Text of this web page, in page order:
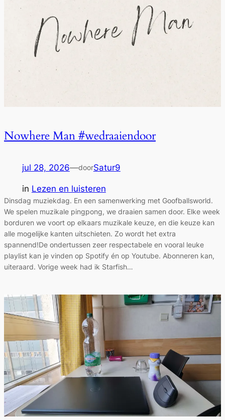
Nowhere Man #wedraaiendoor
jul 28, 2026—doorSatur9
in Lezen en luisteren
Dinsdag muziekdag. En een samenwerking met Goofballsworld.
We spelen muzikale pingpong, we draaien samen door. Elke week
borduren we voort op elkaars muzikale keuze, en die keuze kan
alle mogelijke kanten uitschieten. Zo wordt het extra
spannend!De ondertussen zeer respectabele en vooral leuke
playlist kan je vinden op Spotify én op Youtube. Abonneren kan,
uiteraard. Vorige week had ik Starfish…